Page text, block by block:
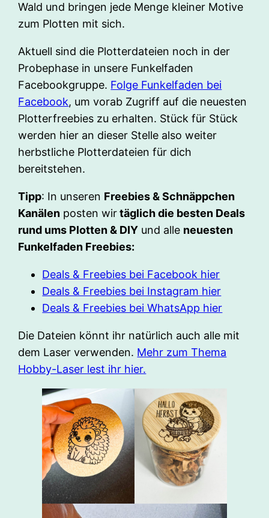
Wald und bringen jede Menge kleiner Motive
zum Plotten mit sich.
Aktuell sind die Plotterdateien noch in der
Probephase in unsere Funkelfaden
Facebookgruppe. Folge Funkelfaden bei
Facebook, um vorab Zugriff auf die neuesten
Plotterfreebies zu erhalten. Stück für Stück
werden hier an dieser Stelle also weiter
herbstliche Plotterdateien für dich
bereitstehen.
Tipp: In unseren Freebies & Schnäppchen
Kanälen posten wirtäglich die besten Deals
rund ums Plotten & DIY und alle neuesten
Funkelfaden Freebies:
Deals & Freebies bei Facebook hier
Deals & Freebies bei Instagram hier
Deals & Freebies bei WhatsApp hier
Die Dateien könnt ihr natürlich auch alle mit
dem Laser verwenden. Mehr zum Thema
Hobby-Laser lest ihr hier.